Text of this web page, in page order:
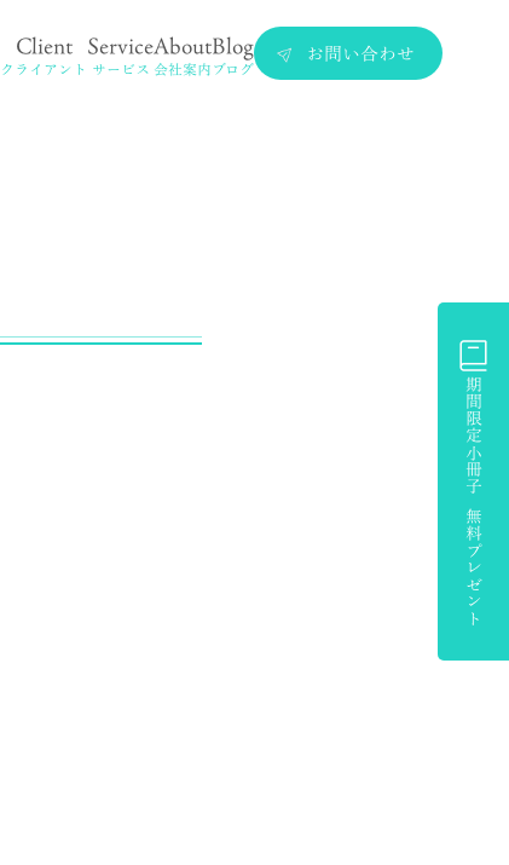
Client
クライアント
Service
サービス
About
会社案内
Blog
ブログ お問い合わせ
期間限定小冊子 無料プレゼント